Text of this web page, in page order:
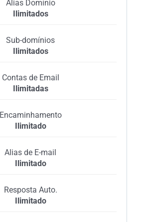
Alias Domínio
Ilimitados
Sub-domínios
Ilimitados
Contas de Email
Ilimitadas
Encaminhamento
Ilimitado
Alias de E-mail
Ilimitado
Resposta Auto.
Ilimitado